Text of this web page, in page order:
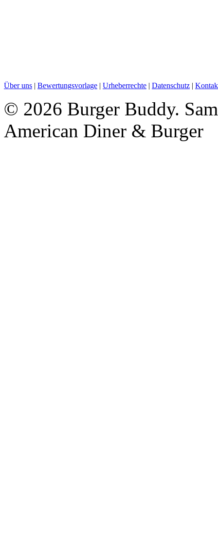
Über uns | Bewertungsvorlage | Urheberrechte | Datenschutz |
© 2026 Burger Buddy.
American Diner & Burger